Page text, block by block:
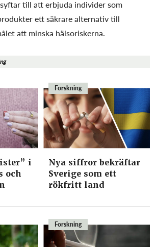
till att erbjuda individer som
ett säkrare alternativ till
att minska hälsoriskerna.
i
och
Forskning
Nya siffror bekräftar
Sverige som ett
rökfritt land
Forskning